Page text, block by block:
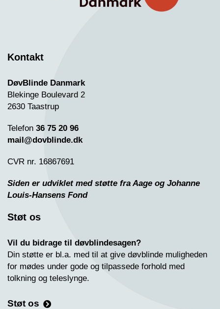
Kontakt
DøvBlinde Danmark
Blekinge Boulevard 2
2630 Taastrup
Telefon 36 75 20 96
mail@dovblinde.dk
CVR nr. 16867691
Siden er udviklet med støtte fra Aage og Johanne
Louis-Hansens Fond
Støt os
Vil du bidrage til døvblindesagen?
Din støtte er bl.a. med til at give døvblinde muligheden
for mødes under gode og tilpassede forhold med
tolkning og teleslynge.
Støt os